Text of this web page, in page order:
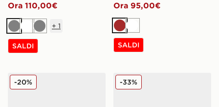
Ora 110,00€
GrigioBianco
Grigio
+ 1
SALDI
Ora 95,00€
Marrone
Bianco
SALDI
New Balance 740
-20% adidas Originals Ozweego
-33%